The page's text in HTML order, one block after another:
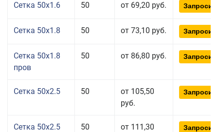
Сетка 50x1.6 50 от 69,20 руб.
Сетка 50x1.8 50 от 73,10 руб.
Сетка 50x1.8
пров
50 от 86,80 руб.
Сетка 50x2.5 50
от 105,50
руб.
Сетка 50x2.5
50
от 111,30